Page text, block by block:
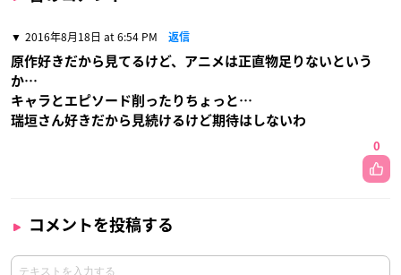
2016年8月18日 at 6:54 PM 返信
原作好きだから見てるけど、アニメは正直物足りないという
か…
キャラとエピソード削ったりちょっと…
瑞垣さん好きだから見続けるけど期待はしないわ
0
コメントを投稿する